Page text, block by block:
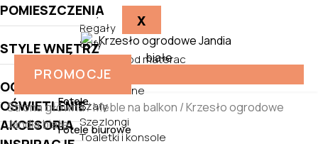
Pufy
Regały
Sofy
Stelaże pod materac
Stoły
Szafki nocne
Szafy
Szezlongi
Toaletki i konsole
Biurka
Fotele
Fotele biurowe
POMIESZCZENIA
STYLE WNĘTRZ
OGRÓD
OŚWIETLENIE
AKCESORIA
X
PROMOCJE
Strona główna/Meble na balkon / Krzesło ogrodowe
Jandia białe